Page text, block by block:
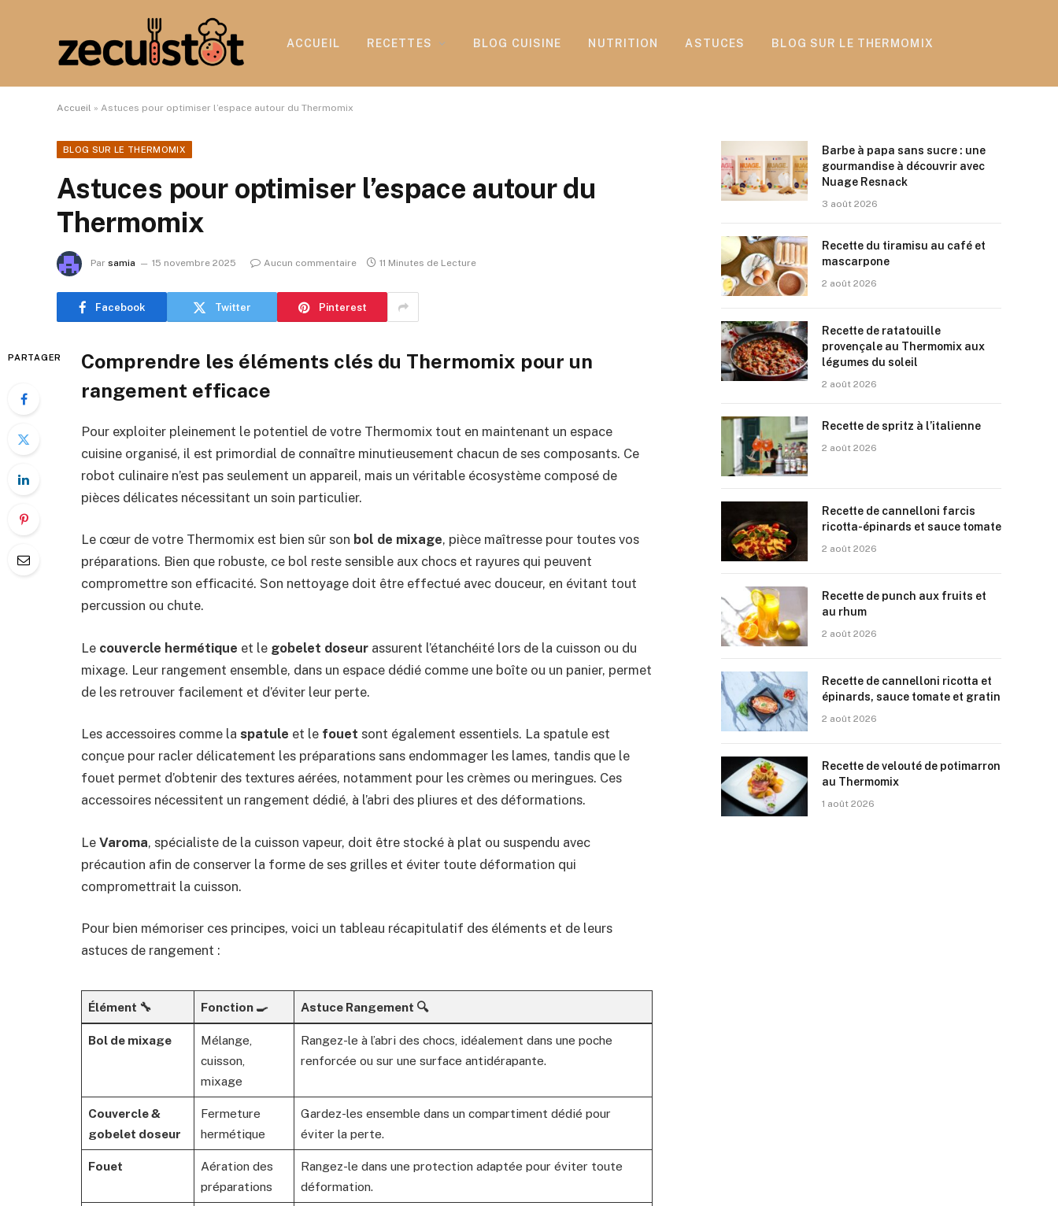
ACCUEIL RECETTES BLOG CUISINE NUTRITION ASTUCES BLOG SUR LE THERMOMIX
Accueil » Astuces pour optimiser l’espace autour du Thermomix
BLOG SUR LE THERMOMIX
Astuces pour optimiser l’espace autour du
Thermomix
Par samia 15 novembre 2025 Aucun commentaire 11 Minutes de Lecture
Facebook Twitter Pinterest
PARTAGER
Comprendre les éléments clés du Thermomix pour un
rangement efficace
Pour exploiter pleinement le potentiel de votre Thermomix tout en maintenant un espace
cuisine organisé, il est primordial de connaître minutieusement chacun de ses composants. Ce
robot culinaire n’est pas seulement un appareil, mais un véritable écosystème composé de
pièces délicates nécessitant un soin particulier.
Le cœur de votre Thermomix est bien sûr son bol de mixage, pièce maîtresse pour toutes vos
préparations. Bien que robuste, ce bol reste sensible aux chocs et rayures qui peuvent
compromettre son efficacité. Son nettoyage doit être effectué avec douceur, en évitant tout
percussion ou chute.
Le couvercle hermétique et le gobelet doseur assurent l’étanchéité lors de la cuisson ou du
mixage. Leur rangement ensemble, dans un espace dédié comme une boîte ou un panier, permet
de les retrouver facilement et d’éviter leur perte.
Les accessoires comme la spatule et le fouet sont également essentiels. La spatule est
conçue pour racler délicatement les préparations sans endommager les lames, tandis que le
fouet permet d’obtenir des textures aérées, notamment pour les crèmes ou meringues. Ces
accessoires nécessitent un rangement dédié, à l’abri des pliures et des déformations.
Le Varoma, spécialiste de la cuisson vapeur, doit être stocké à plat ou suspendu avec
précaution afin de conserver la forme de ses grilles et éviter toute déformation qui
compromettrait la cuisson.
Pour bien mémoriser ces principes, voici un tableau récapitulatif des éléments et de leurs
astuces de rangement :
Élément 🔧 Fonction 🍳 Astuce Rangement 🔍
Bol de mixage
Mélange,
cuisson,
mixage
Rangez-le à l’abri des chocs, idéalement dans une poche
renforcée ou sur une surface antidérapante.
Couvercle &
gobelet doseur
Fermeture
hermétique
Gardez-les ensemble dans un compartiment dédié pour
éviter la perte.
Fouet
Aération des
préparations
Rangez-le dans une protection adaptée pour éviter toute
déformation.
Barbe à papa sans sucre : une
gourmandise à découvrir avec
Nuage Resnack
3 août 2026
Recette du tiramisu au café et
mascarpone
2 août 2026
Recette de ratatouille
provençale au Thermomix aux
légumes du soleil
2 août 2026
Recette de spritz à l’italienne
2 août 2026
Recette de cannelloni farcis
ricotta-épinards et sauce tomate
2 août 2026
Recette de punch aux fruits et
au rhum
2 août 2026
Recette de cannelloni ricotta et
épinards, sauce tomate et gratin
2 août 2026
Recette de velouté de potimarron
au Thermomix
1 août 2026